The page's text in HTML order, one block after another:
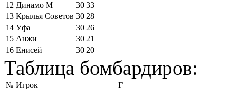
12 Динамо М 30 33
13 Крылья Советов 30 28
14 Уфа 30 26
15 Анжи 30 21
16 Енисей 30 20
Таблица бомбардиров:
№ Игрок
Г